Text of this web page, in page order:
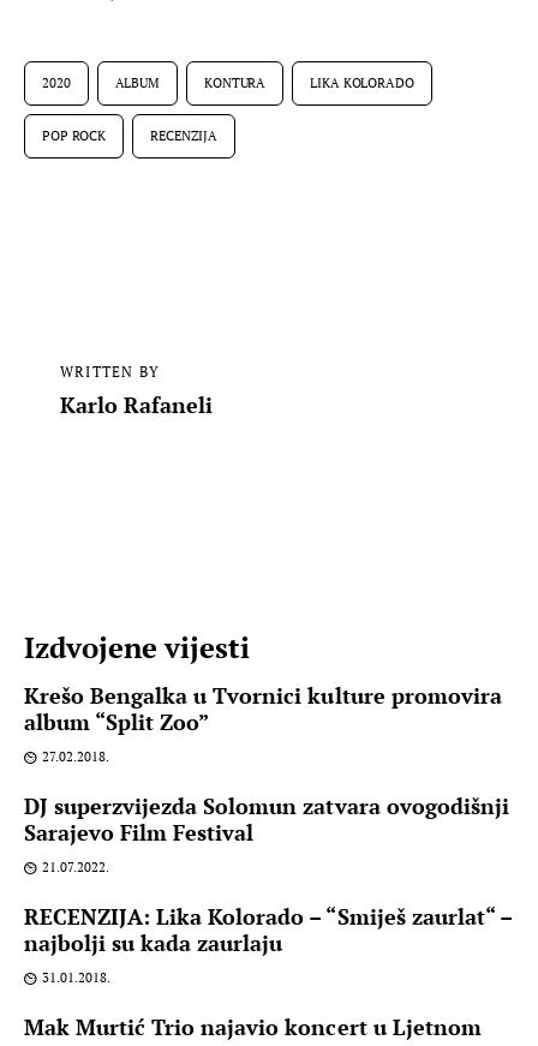
2020 ALBUM KONTURA LIKA KOLORADO
POP ROCK RECENZIJA
WRITTEN BY
Karlo Rafaneli
Izdvojene vijesti
Krešo Bengalka u Tvornici kulture promovira
album “Split Zoo”
27.02.2018.
DJ superzvijezda Solomun zatvara ovogodišnji
Sarajevo Film Festival
21.07.2022.
RECENZIJA: Lika Kolorado – “Smiješ zaurlat“ –
najbolji su kada zaurlaju
31.01.2018.
Mak Murtić Trio najavio koncert u Ljetnom